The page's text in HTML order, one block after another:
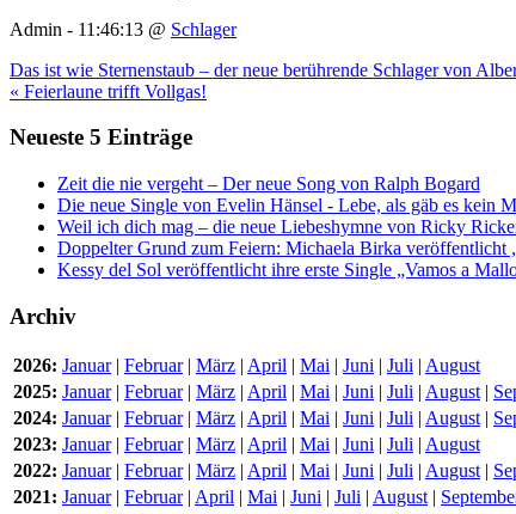
Admin - 11:46:13 @ Schlager
Das ist wie Sternenstaub – der neue berührende Schlager von
« Feierlaune trifft Vollgas!
Neueste 5 Einträge
Zeit die nie vergeht – Der neue Song von Ralph Bogard
Die neue Single von Evelin Hänsel - Lebe, als gäb es kein
Weil ich dich mag – die neue Liebeshymne von Ricky
Doppelter Grund zum Feiern: Michaela Birka veröffentlicht
Kessy del Sol veröffentlicht ihre erste Single „Vamos a
Archiv
2026: Januar| Februar| März | April | Mai | Juni | Juli | August
2025: Januar| Februar| März | April | Mai | Juni | Juli | August|
2024: Januar| Februar| März | April | Mai | Juni | Juli | August|
2023: Januar| Februar| März | April | Mai | Juni | Juli | August
2022: Januar| Februar| März | April | Mai | Juni | Juli | August|
2021: Januar| Februar| April | Mai | Juni | Juli | August|